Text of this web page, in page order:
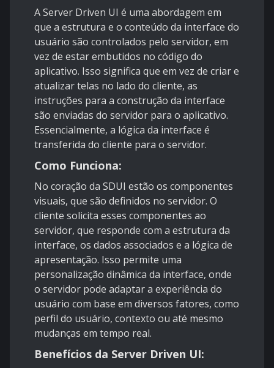
A Server Driven UI é uma abordagem em
que a estrutura e o conteúdo da interface do
usuário são controlados pelo servidor, em
vez de estar embutidos no código do
aplicativo. Isso significa que em vez de criar e
atualizar telas no lado do cliente, as
instruções para a construção da interface
são enviadas do servidor para o aplicativo.
Essencialmente, a lógica da interface é
transferida do cliente para o servidor.
Como Funciona:
No coração da SDUI estão os componentes
visuais, que são definidos no servidor. O
cliente solicita esses componentes ao
servidor, que responde com a estrutura da
interface, os dados associados e a lógica de
apresentação. Isso permite uma
personalização dinâmica da interface, onde
o servidor pode adaptar a experiência do
usuário com base em diversos fatores, como
perfil do usuário, contexto ou até mesmo
mudanças em tempo real.
Benefícios da Server Driven UI: